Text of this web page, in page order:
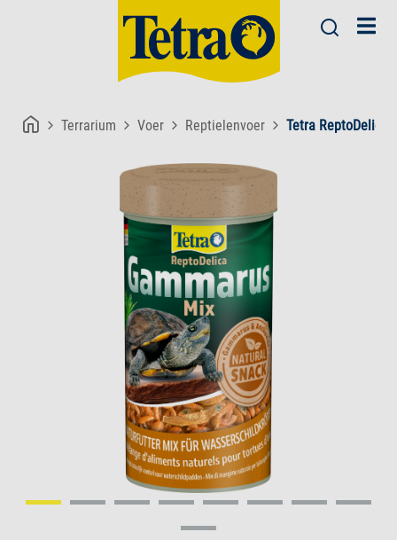
Terrarium Voer Reptielenvoer Tetra ReptoDelica